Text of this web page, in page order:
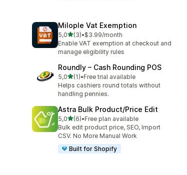
Milople Vat Exemption
5,0av 5 stjerner
(3)
Totalt 3 omtaler
•$3.99/month
Enable VAT exemption at checkout and
manage eligibility rules
Roundly – Cash Rounding POS
5,0av 5 stjerner
(1)
Totalt 1 omtaler
•Free trial available
Helps cashiers round totals without
handling pennies.
Astra Bulk Product/Price Edit
5,0av 5 stjerner
(6)
Totalt 6 omtaler
•Free plan available
Bulk edit product price, SEO, Import
CSV. No More Manual Work
Built for Shopify